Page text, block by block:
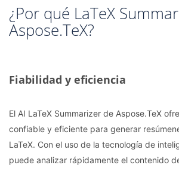
¿Por qué LaTeX
Aspose.TeX?
Fiabilidad y eficiencia
El AI LaTeX Summarizer de Aspose.TeX
confiable y eficiente para generar
LaTeX. Con el uso de la tecnología de
puede analizar rápidamente el contenido